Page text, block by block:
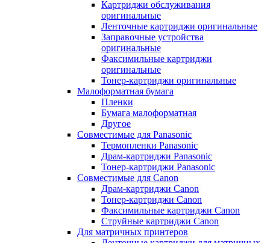
Картриджи обслуживания
оригинальные
Ленточные картриджи оригинальные
Заправочные устройства
оригинальные
Факсимильные картриджи
оригинальные
Тонер-картриджи оригинальные
Малоформатная бумага
Пленки
Бумага малоформатная
Другое
Совместимые для Panasonic
Термопленки Panasonic
Драм-картриджи Panasonic
Тонер-картриджи Panasonic
Совместимые для Canon
Драм-картриджи Canon
Тонер-картриджи Canon
Факсимильные картриджи Canon
Струйные картриджи Canon
Для матричных принтеров